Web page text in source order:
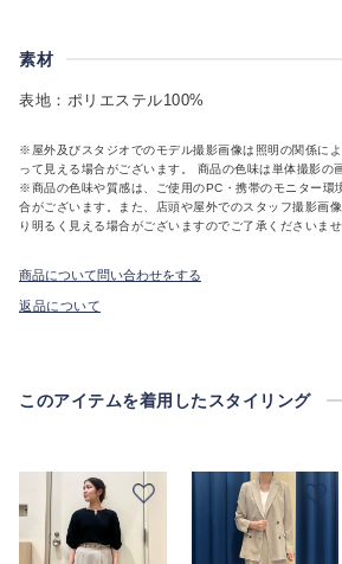
素材
表地：ポリエステル100%
※屋外及びスタジオでのモデル撮影画像は照明の関係に
って見える場合がございます。 商品の色味は単体撮影の
※商品の色味や質感は、ご使用のPC・携帯のモニター環
合がございます。また、店頭や屋外でのスタッフ撮影画
り明るく見える場合がございますのでご了承くださいませ
商品について問い合わせをする
返品について
このアイテムを着用したスタイリング